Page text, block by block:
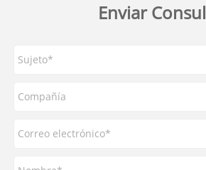
Enviar